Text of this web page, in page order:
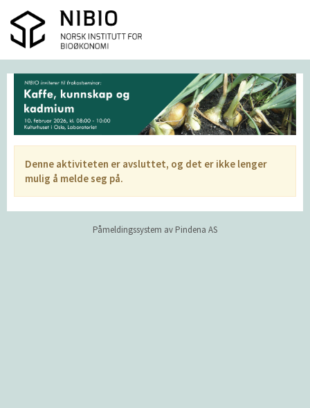
Denne aktiviteten er avsluttet, og det er ikke lenger
mulig å melde seg på.
Påmeldingssystem av Pindena AS